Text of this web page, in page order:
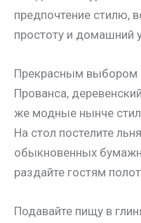
предпочтение стилю,
простоту и домашний
Прекрасным выбором
Прованса,
же модные нынче
На стол постелите
обыкновенных
раздайте гостям
Подавайте пищу в